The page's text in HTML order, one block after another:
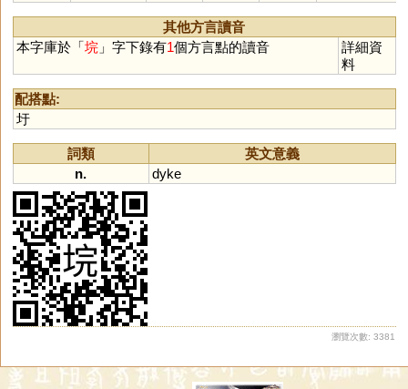
其他方言讀音
本字庫於「垸」字下錄有1個方言點的讀音
詳細資
料
配搭點:
圩
詞類
英文意義
n.
dyke
瀏覽次數: 3381